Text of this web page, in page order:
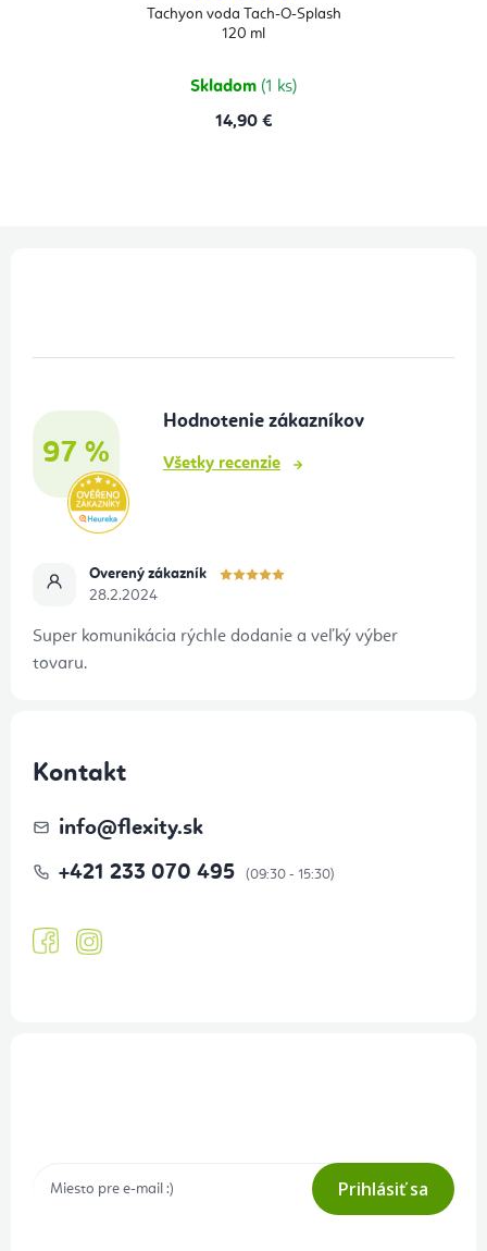
Tachyon voda Tach-O-Splash
120 ml
produktu
je
Skladom (1 ks)
14,90 €
97 %
Hodnotenie zákazníkov
Všetky recenzie
Overený zákazník
28.2.2024
Super komunikácia rýchle dodanie a veľký výber
tovaru.
Kontakt
info@flexity.sk
+421 233 070 495
Prihlásiť sa